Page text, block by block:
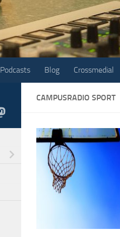
Podcasts Blog Crossmedial
CAMPUSRADIO SPORT